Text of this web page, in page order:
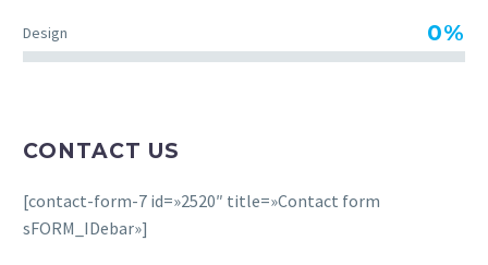
Design 0%
CONTACT US
[contact-form-7 id=»2520″ title=»Contact form
sFORM_IDebar»]